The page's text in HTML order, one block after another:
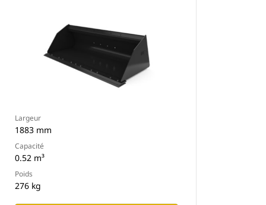
Largeur
1883 mm
Capacité
0.52 m³
Poids
276 kg